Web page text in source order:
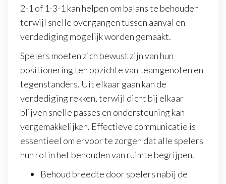
2-1 of 1-3-1 kan helpen om balans te behouden
terwijl snelle overgangen tussen aanval en
verdediging mogelijk worden gemaakt.
Spelers moeten zich bewust zijn van hun
positionering ten opzichte van teamgenoten en
tegenstanders. Uit elkaar gaan kan de
verdediging rekken, terwijl dicht bij elkaar
blijven snelle passes en ondersteuning kan
vergemakkelijken. Effectieve communicatie is
essentieel om ervoor te zorgen dat alle spelers
hun rol in het behouden van ruimte begrijpen.
Behoud breedte door spelers nabij de